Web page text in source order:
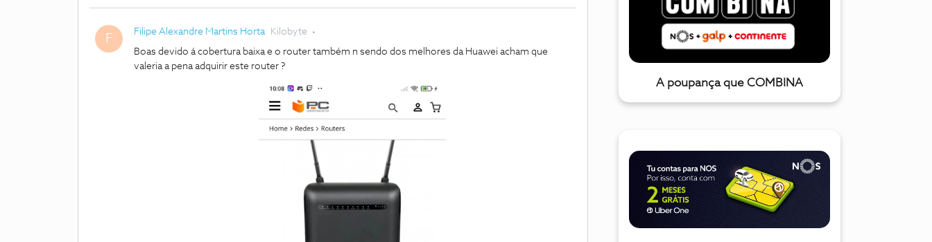
F Filipe Alexandre Martins Horta Kilobyte
Boas devido á cobertura baixa e o router também n sendo dos melhores da Huawei acham que
valeria a pena adquirir este router ?
A poupança que COMBINA